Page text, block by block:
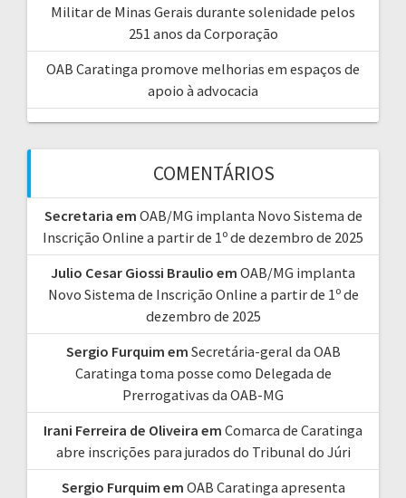
Militar de Minas Gerais durante solenidade pelos
251 anos da Corporação
OAB Caratinga promove melhorias em espaços de
apoio à advocacia
COMENTÁRIOS
Secretaria em OAB/MG implanta Novo Sistema de
Inscrição Online a partir de 1º de dezembro de 2025
Julio Cesar Giossi Braulio em OAB/MG implanta
Novo Sistema de Inscrição Online a partir de 1º de
dezembro de 2025
Sergio Furquim em Secretária-geral da OAB
Caratinga toma posse como Delegada de
Prerrogativas da OAB-MG
Irani Ferreira de Oliveira em Comarca de Caratinga
abre inscrições para jurados do Tribunal do Júri
Sergio Furquim em OAB Caratinga apresenta